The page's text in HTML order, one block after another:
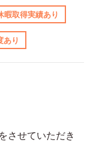
暇取得実績あり
あり
させていただき